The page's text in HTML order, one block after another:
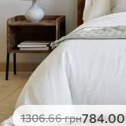
1306.66грн784.00